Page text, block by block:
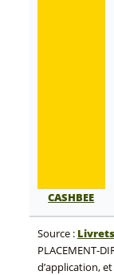
CASHBEE
Source :
PLACEMENT-
d’application,